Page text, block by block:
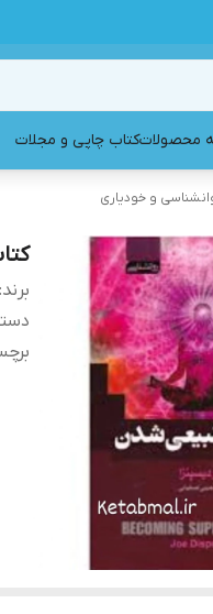
محصولاتکتاب چاپی و مجلات
و خودیاری
برند: